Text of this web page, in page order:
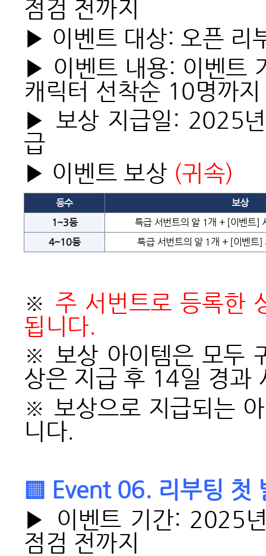
점검 전까지
▶ 이벤트 대상: 오픈 리
▶ 이벤트 내용: 이벤트
캐릭터 선착순 10명까
▶ 보상 지급일: 2025
급
▶ 이벤트 보상 (귀속)
등수
보상
1~3등
특급 서번트의 알 1개 + [이벤트]
4~10등 특급 서번트의 알 1개 + [이벤트
※ 주 서번트로 등록한
됩니다.
※ 보상 아이템은 모두
상은 지급 후 14일 경과
※ 보상으로 지급되는
니다.
▒ Event 06. 리부팅 첫
▶ 이벤트 기간: 2025
점검 전까지